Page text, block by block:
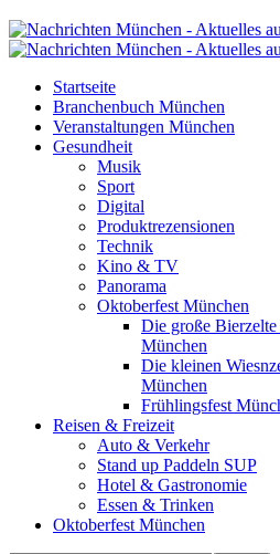
Startseite
Branchenbuch München
Veranstaltungen München
Gesundheit
Musik
Sport
Digital
Produktrezensionen
Technik
Kino & TV
Panorama
Oktoberfest München
Die große
München
Die kleinen
München
Frühlingsfest
Reisen & Freizeit
Auto & Verkehr
Stand up Paddeln SUP
Hotel & Gastronomie
Essen & Trinken
Oktoberfest München